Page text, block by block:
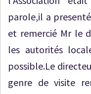
parole,il a
et remercié Mr le
les autorités
possible.Le
genre de visite